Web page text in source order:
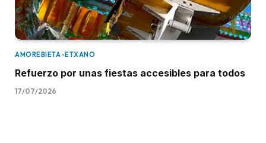
AMOREBIETA-ETXANO
Refuerzo por unas fiestas accesibles para todos
17/07/2026